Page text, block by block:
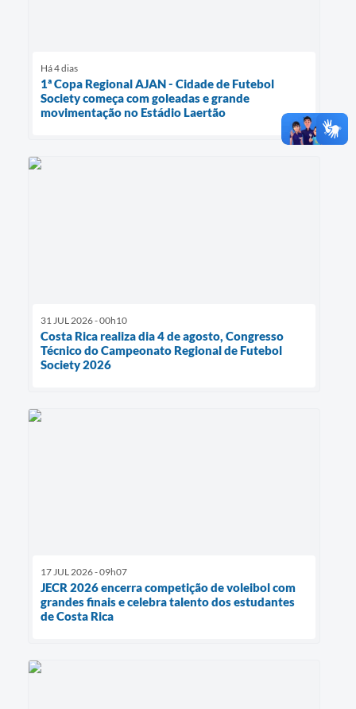
Há 4 dias
1ª Copa Regional AJAN - Cidade de Futebol
Society começa com goleadas e grande
movimentação no Estádio Laertão
31 JUL 2026 - 00h10
Costa Rica realiza dia 4 de agosto, Congresso
Técnico do Campeonato Regional de Futebol
Society 2026
17 JUL 2026 - 09h07
JECR 2026 encerra competição de voleibol com
grandes finais e celebra talento dos estudantes
de Costa Rica